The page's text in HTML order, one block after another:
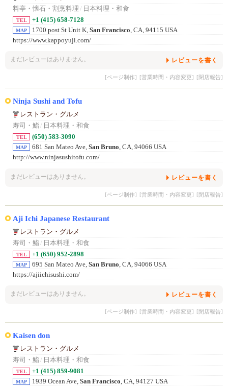
料亭・懐石・割烹料理 / 日本料理・和食
TEL +1 (415) 658-7128
MAP 1700 post St Unit K, San Francisco , CA, 94115 USA
https://www.kappoyuji.com/
まだレビューはありません。 レビューを書く
[ページ制作] [営業時間・内容変更] [閉店報告]
Ninja Sushi and Tofu
レストラン・グルメ
寿司・鮨/ 日本料理・和食
TEL (650) 583-3090
MAP 681 San Mateo Ave, San Bruno, CA, 94066 USA
http://www.ninjasushitofu.com/
まだレビューはありません。 レビューを書く
[ページ制作] [営業時間・内容変更] [閉店報告]
Aji Ichi Japanese Restaurant
レストラン・グルメ
寿司・鮨/ 日本料理・和食
TEL +1 (650) 952-2898
MAP 695 San Mateo Ave, San Bruno , CA, 94066 USA
https://ajiichisushi.com/
まだレビューはありません。 レビューを書く
[ページ制作] [営業時間・内容変更] [閉店報告]
Kaisen don
レストラン・グルメ
寿司・鮨/ 日本料理・和食
TEL +1 (415) 859-9081
MAP 1939 Ocean Ave, San Francisco, CA, 94127 USA